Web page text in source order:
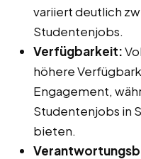
variiert deutlich
Studentenjobs.
Verfügbarkeit:
höhere
Engagement,
Studentenjobs in
bieten.